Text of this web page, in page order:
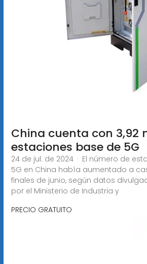
China cuenta con 3,92
estaciones base de 5G
24 de jul. de 2024 · El número de
5G en China había aumentado a
finales de junio, según datos
por el Ministerio de Industria y
PRECIO GRATUITO